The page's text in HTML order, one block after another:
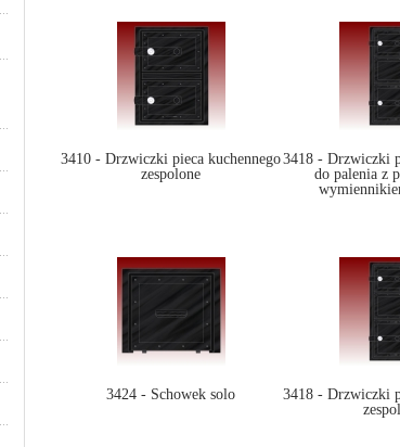
3410 - Drzwiczki pieca kuchennego
zespolone
3418 - Drzwiczki
do palenia z
3424 - Schowek solo
3418 - Drzwiczki